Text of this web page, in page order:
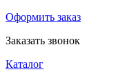
Оформить заказ
Заказать звонок
Каталог